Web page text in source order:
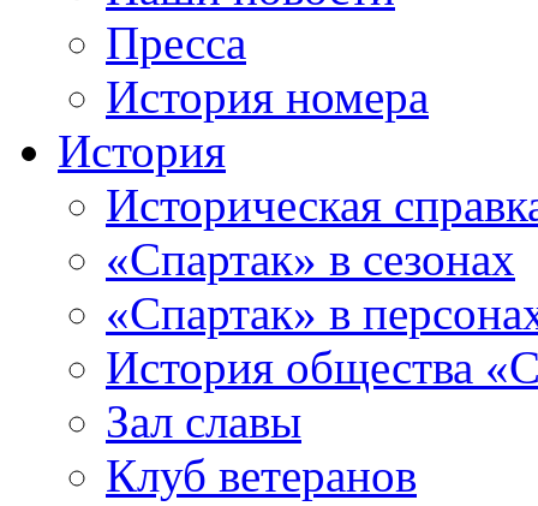
Пресса
История номера
История
Историческая
«Спартак» в сезонах
«Спартак» в
История общества
Зал славы
Клуб ветеранов